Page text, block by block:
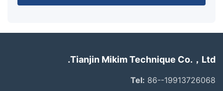
Tianjin Mikim Technique Co.，Ltd.
Tel: 86--19913726068